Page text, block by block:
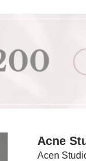
Acen
Acne